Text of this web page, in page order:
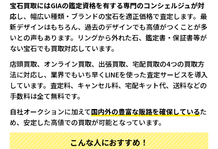
宝石買取にはGIAの鑑定資格を有する専門のコンシェルジュが対
応し、幅広い種類・ブランドの宝石を適正価格で査定します。最
新デザインはもちろん、過去のデザインでも高値がつくことが多
いとの声もあります。リングから外れた石、鑑定書・保証書等が
ない宝石でも買取対応しています。
店頭買取、オンライン買取、出張買取、宅配買取の4つの買取方
法に対応し、業界でもいち早くLINEを使った査定サービスを導入
しています。査定料、キャンセル料、宅配キット代、送料などの
手数料は全て無料です。
自社オークションに加えて国内外の豊富な販路を確保しているた
め、安定した高値での買取が可能となっています。
こんな人におすすめ！